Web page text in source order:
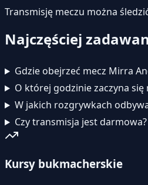
Transmisję meczu można
Najczęściej
Gdzie obejrzeć mecz Mirra
O której godzinie zaczyna się
W jakich rozgrywkach
Czy transmisja jest darmowa?
Kursy bukmacherskie